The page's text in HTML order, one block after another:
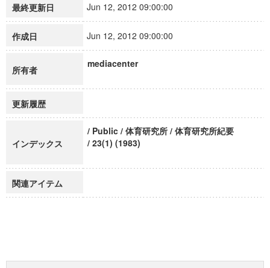
最終更新日 Jun 12, 2012 09:00:00
作成日 Jun 12, 2012 09:00:00
所有者
mediacenter
更新履歴
インデックス
/ Public / 体育研究所 / 体育研究所紀要
/ 23(1) (1983)
関連アイテム